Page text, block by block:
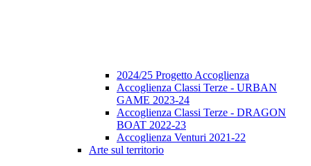
2024/25 Progetto Accoglienza
Accoglienza Classi Terze - URBAN
GAME 2023-24
Accoglienza Classi Terze - DRAGON
BOAT 2022-23
Accoglienza Venturi 2021-22
Arte sul territorio